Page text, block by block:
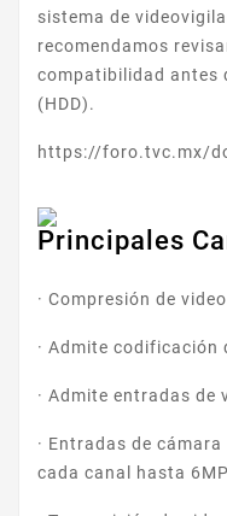
sistema de
recomendamos
compatibilidad antes
(HDD).
https://foro.tvc.mx/
Principales
· Compresión de
· Admite codificación
· Admite entradas de
· Entradas de
cada canal hasta 6MP